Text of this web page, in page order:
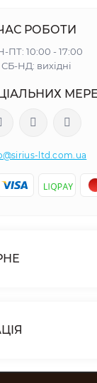
РОБОТИ
ПТ: 10:00 - 17:00
СБ-НД: вихідні
ltd.com.ua